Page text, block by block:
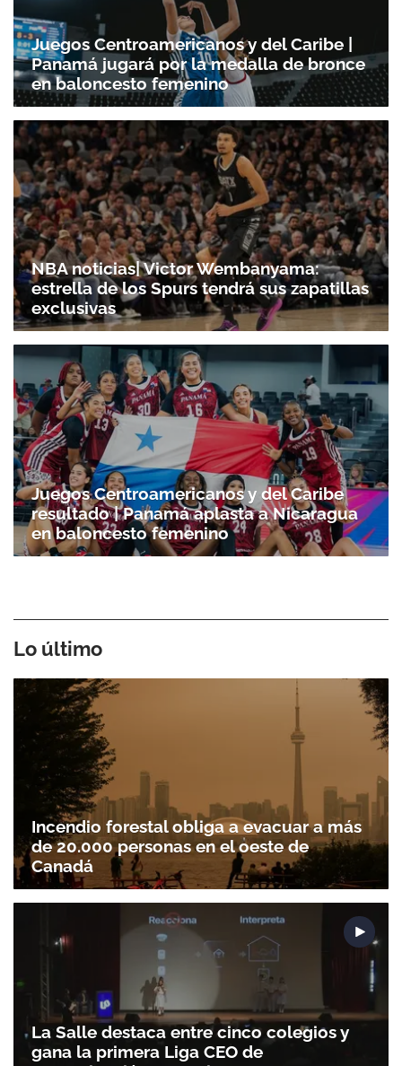
Juegos Centroamericanos y del Caribe |
Panamá jugará por la medalla de bronce
en baloncesto femenino
NBA noticias| Victor Wembanyama:
estrella de los Spurs tendrá sus zapatillas
exclusivas
Juegos Centroamericanos y del Caribe
resultado | Panamá aplasta a Nicaragua
en baloncesto femenino
Lo último
Incendio forestal obliga a evacuar a más
de 20.000 personas en el oeste de
Canadá
La Salle destaca entre cinco colegios y
gana la primera Liga CEO de